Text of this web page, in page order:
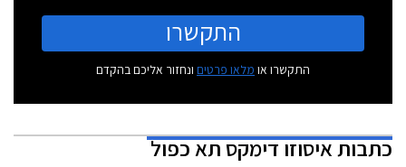
התקשרו
התקשרו או מלאו פרטים ונחזור אליכם בהקדם
כתבותאיסוזו דימקס תא כפול